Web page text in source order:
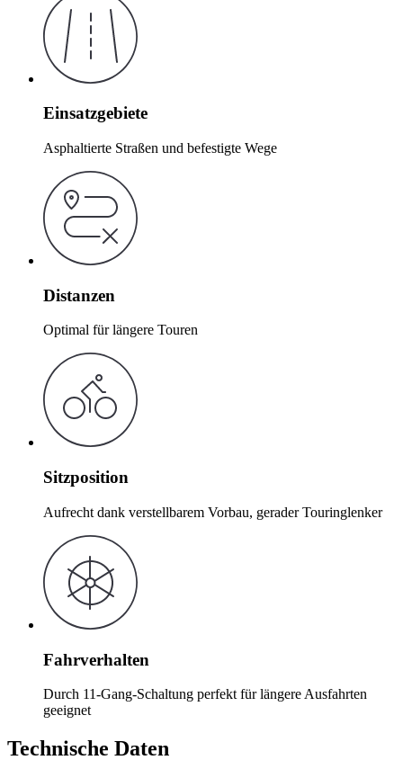
Einsatzgebiete
Asphaltierte Straßen und befestigte Wege
Distanzen
Optimal für längere Touren
Sitzposition
Aufrecht dank verstellbarem Vorbau, gerader Touringlenker
Fahrverhalten
Durch 11-Gang-Schaltung perfekt für längere Ausfahrten
geeignet
Technische Daten